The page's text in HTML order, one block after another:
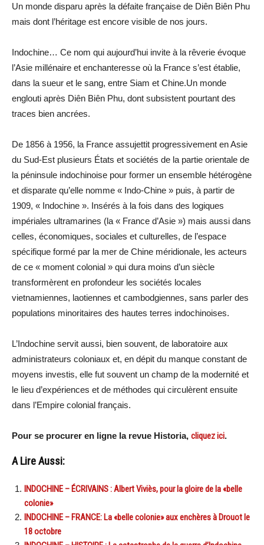
Un monde disparu après la défaite française de Diên Biên Phu
mais dont l’héritage est encore visible de nos jours.
Indochine… Ce nom qui aujourd’hui invite à la rêverie évoque
l’Asie millénaire et enchanteresse où la France s’est établie,
dans la sueur et le sang, entre Siam et Chine.Un monde
englouti après Diên Biên Phu, dont subsistent pourtant des
traces bien ancrées.
De 1856 à 1956, la France assujettit progressivement en Asie
du Sud-Est plusieurs États et sociétés de la partie orientale de
la péninsule indochinoise pour former un ensemble hétérogène
et disparate qu’elle nomme « Indo-Chine » puis, à partir de
1909, « Indochine ». Insérés à la fois dans des logiques
impériales ultramarines (la « France d’Asie ») mais aussi dans
celles, économiques, sociales et culturelles, de l’espace
spécifique formé par la mer de Chine méridionale, les acteurs
de ce « moment colonial » qui dura moins d’un siècle
transformèrent en profondeur les sociétés locales
vietnamiennes, laotiennes et cambodgiennes, sans parler des
populations minoritaires des hautes terres indochinoises.
L’Indochine servit aussi, bien souvent, de laboratoire aux
administrateurs coloniaux et, en dépit du manque constant de
moyens investis, elle fut souvent un champ de la modernité et
le lieu d’expériences et de méthodes qui circulèrent ensuite
dans l’Empire colonial français.
Pour se procurer en ligne la revue Historia, cliquez ici.
A Lire Aussi:
INDOCHINE – ÉCRIVAINS : Albert Viviès, pour la gloire de la «belle
colonie»
INDOCHINE – FRANCE: La «belle colonie» aux enchères à Drouot le
18 octobre